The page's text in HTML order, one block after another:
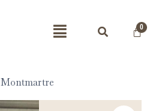
Montmartre